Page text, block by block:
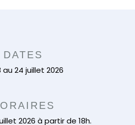
DATES
au 24 juillet 2026
2026 à partir de 18h.